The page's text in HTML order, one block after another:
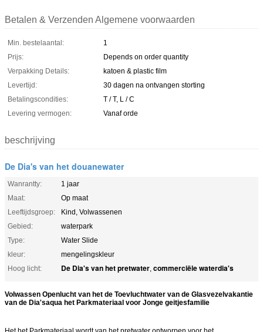
Betalen & Verzenden Algemene voorwaarden
Min. bestelaantal:
1
Prijs:
Depends on order quantity
Verpakking Details:
katoen & plastic film
Levertijd:
30 dagen na ontvangen storting
Betalingscondities:
T / T, L / C
Levering vermogen:
Vanaf orde
beschrijving
De Dia's van het douanewater
Wanrantty:
1 jaar
Maat:
Op maat
Leeftijdsgroep:
Kind, Volwassenen
Gebied:
waterpark
Type:
Water Slide
kleur:
mengelingskleur
Hoog licht:
De Dia's van het pretwater, commerciële waterdia's
Volwassen Openlucht van het de Toevluchtwater van de Glasvezelvakantie
van de Dia'saqua het Parkmateriaal voor Jonge geitjesfamilie